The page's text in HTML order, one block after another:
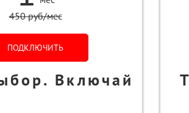
450 руб/мес
ПОДКЛЮЧИТЬ
Включай